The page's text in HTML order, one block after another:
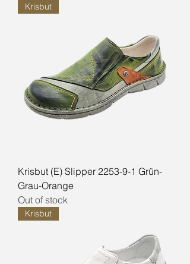
Krisbut
Krisbut (E) Slipper 2253-9-1 Grün-
Grau-Orange
Out of stock
Krisbut